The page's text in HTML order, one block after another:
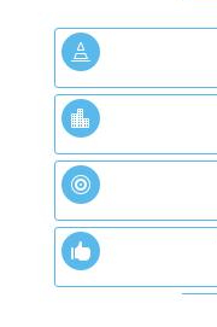



